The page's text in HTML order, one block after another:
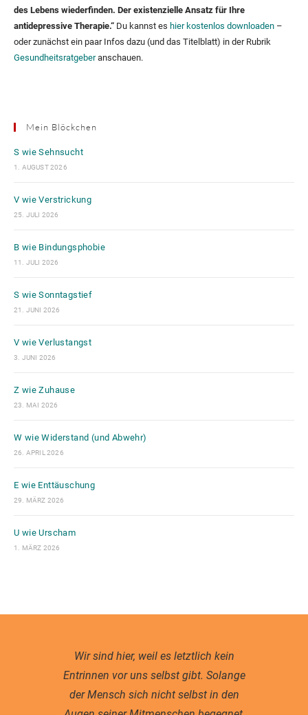
des Lebens wiederfinden. Der existenzielle Ansatz für Ihre
antidepressive Therapie.“ Du kannst es hier kostenlos downloaden –
oder zunächst ein paar Infos dazu (und das Titelblatt) in der Rubrik
Gesundheitsratgeberanschauen.
Mein Blöckchen
S wie Sehnsucht
1. AUGUST 2026
V wie Verstrickung
25. JULI 2026
B wie Bindungsphobie
11. JULI 2026
S wie Sonntagstief
21. JUNI 2026
V wie Verlustangst
3. JUNI 2026
Z wie Zuhause
23. MAI 2026
W wie Widerstand (und Abwehr)
26. APRIL 2026
E wie Enttäuschung
29. MÄRZ 2026
U wie Urscham
1. MÄRZ 2026
Wir sind hier, weil es letztlich kein
Entrinnen vor uns selbst gibt. Solange
der Mensch sich nicht selbst in den